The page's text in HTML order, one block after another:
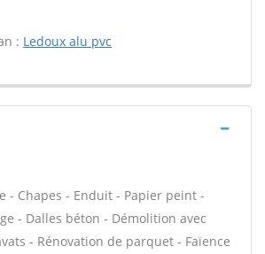
: Ledoux alu pvc
- Chapes - Enduit - Papier peint -
- Dalles béton - Démolition avec
- Rénovation de parquet - Faïence